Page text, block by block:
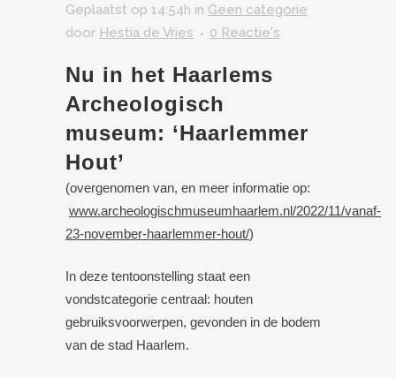
Geplaatst op 14:54h in Geen categorie
door Hestia de Vries 0 Reactie's
Nu in het Haarlems
Archeologisch
museum: ‘Haarlemmer
Hout’
(overgenomen van, en meer informatie op:
www.archeologischmuseumhaarlem.nl/2022/11/vanaf-
23-november-haarlemmer-hout/)
In deze tentoonstelling staat een
vondstcategorie centraal: houten
gebruiksvoorwerpen, gevonden in de bodem
van de stad Haarlem.